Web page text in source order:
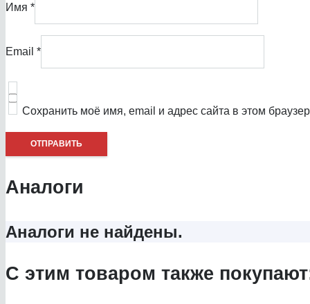
Имя *
Email *
Сохранить моё имя, email и адрес сайта в этом
Аналоги
Аналоги не найдены.
С этим товаром также